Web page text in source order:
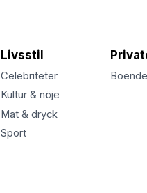
Livsstil
Celebriteter
Kultur & nöje
Mat & dryck
Sport
Boende